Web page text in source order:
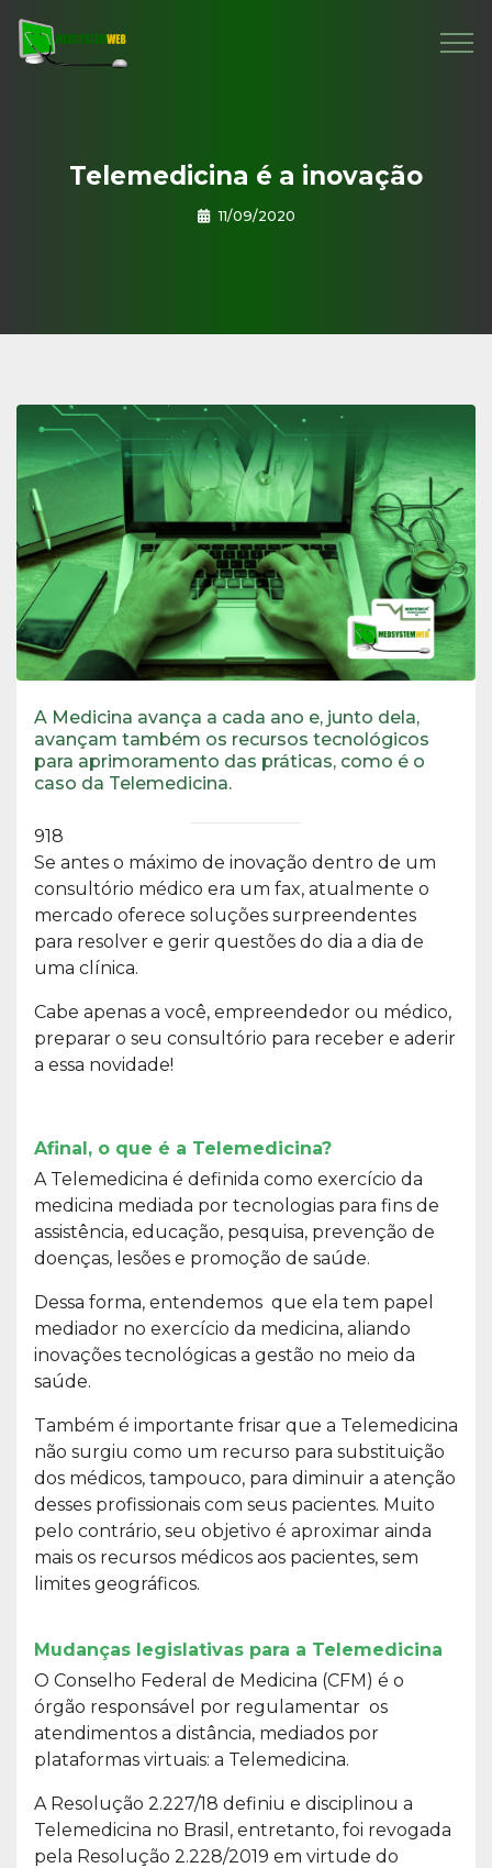
Telemedicina é a inovação
11/09/2020
A Medicina avança a cada ano e, junto dela,
avançam também os recursos tecnológicos
para aprimoramento das práticas, como é o
caso da Telemedicina.
918
Se antes o máximo de inovação dentro de um
consultório médico era um fax, atualmente o
mercado oferece soluções surpreendentes
para resolver e gerir questões do dia a dia de
uma clínica.
Cabe apenas a você, empreendedor ou médico,
preparar o seu consultório para receber e aderir
a essa novidade!
Afinal, o que é a Telemedicina?
A Telemedicina é definida como exercício da
medicina mediada por tecnologias para fins de
assistência, educação, pesquisa, prevenção de
doenças, lesões e promoção de saúde.
Dessa forma, entendemos que ela tem papel
mediador no exercício da medicina, aliando
inovações tecnológicas a gestão no meio da
saúde.
Também é importante frisar que a Telemedicina
não surgiu como um recurso para substituição
dos médicos, tampouco, para diminuir a atenção
desses profissionais com seus pacientes. Muito
pelo contrário, seu objetivo é aproximar ainda
mais os recursos médicos aos pacientes, sem
limites geográficos.
Mudanças legislativas para a Telemedicina
O Conselho Federal de Medicina (CFM) é o
órgão responsável por regulamentar os
atendimentos a distância, mediados por
plataformas virtuais: a Telemedicina.
A Resolução 2.227/18 definiu e disciplinou a
Telemedicina no Brasil, entretanto, foi revogada
pela Resolução 2.228/2019 em virtude do